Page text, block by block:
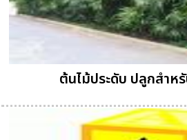
ต้นไม้ประดับ ปลูกสำห